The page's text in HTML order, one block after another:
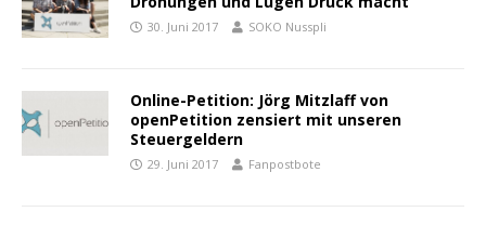
30. Juni 2017 SOKO Nusspli
Online-Petition: Jörg Mitzlaff von
openPetition zensiert mit unseren
Steuergeldern
29. Juni 2017 Fanpostbote